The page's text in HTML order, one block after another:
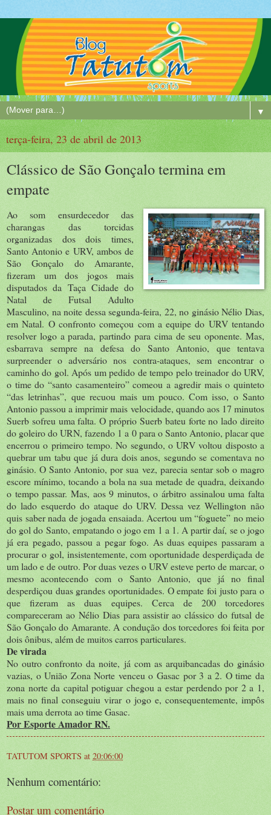
▼
terça-feira, 23 de abril de 2013
Clássico de São Gonçalo termina em
empate
Ao som ensurdecedor das
charangas das torcidas
organizadas dos dois times,
Santo Antonio e URV, ambos de
São Gonçalo do Amarante,
fizeram um dos jogos mais
disputados da Taça Cidade do
Natal de Futsal Adulto
Masculino, na noite dessa segunda-feira, 22, no ginásio Nélio Dias,
em Natal. O confronto começou com a equipe do URV tentando
resolver logo a parada, partindo para cima de seu oponente. Mas,
esbarrava sempre na defesa do Santo Antonio, que tentava
surpreender o adversário nos contra-ataques, sem encontrar o
caminho do gol. Após um pedido de tempo pelo treinador do URV,
o time do “santo casamenteiro” comeou a agredir mais o quinteto
“das letrinhas”, que recuou mais um pouco. Com isso, o Santo
Antonio passou a imprimir mais velocidade, quando aos 17 minutos
Suerb sofreu uma falta. O próprio Suerb bateu forte no lado direito
do goleiro do URN, fazendo 1 a 0 para o Santo Antonio, placar que
encerrou o primeiro tempo. No segundo, o URV voltou disposto a
quebrar um tabu que já dura dois anos, segundo se comentava no
ginásio. O Santo Antonio, por sua vez, parecia sentar sob o magro
escore mínimo, tocando a bola na sua metade de quadra, deixando
o tempo passar. Mas, aos 9 minutos, o árbitro assinalou uma falta
do lado esquerdo do ataque do URV. Dessa vez Wellington não
quis saber nada de jogada ensaiada. Acertou um “foguete” no meio
do gol do Santo, empatando o jogo em 1 a 1. A partir daí, se o jogo
já era pegado, passou a pegar fogo. As duas equipes passaram a
procurar o gol, insistentemente, com oportunidade desperdiçada de
um lado e de outro. Por duas vezes o URV esteve perto de marcar, o
mesmo acontecendo com o Santo Antonio, que já no final
desperdiçou duas grandes oportunidades. O empate foi justo para o
que fizeram as duas equipes. Cerca de 200 torcedores
compareceram ao Nélio Dias para assistir ao clássico do futsal de
São Gonçalo do Amarante. A condução dos torcedores foi feita por
dois ônibus, além de muitos carros particulares.
De virada
No outro confronto da noite, já com as arquibancadas do ginásio
vazias, o União Zona Norte venceu o Gasac por 3 a 2. O time da
zona norte da capital potiguar chegou a estar perdendo por 2 a 1,
mais no final conseguiu virar o jogo e, consequentemente, impôs
mais uma derrota ao time Gasac.
Por Esporte Amador RN.
TATUTOM SPORTS at 20:06:00
Nenhum comentário:
Postar um comentário